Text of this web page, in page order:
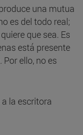
una mutua
es del todo real;
que sea. Es
está presente
ello, no es
la escritora